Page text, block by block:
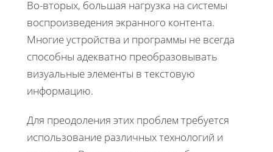
Во-вторых, большая нагрузка на системы
воспроизведения экранного контента.
Многие устройства и программы не всегда
способны адекватно преобразовывать
визуальные элементы в текстовую
информацию.
Для преодоления этих проблем требуется
использование различных технологий и